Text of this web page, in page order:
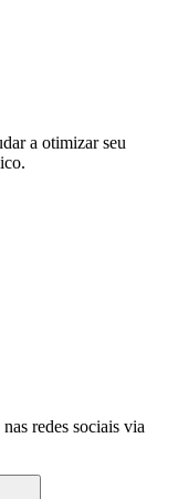
a otimizar seu
redes sociais via